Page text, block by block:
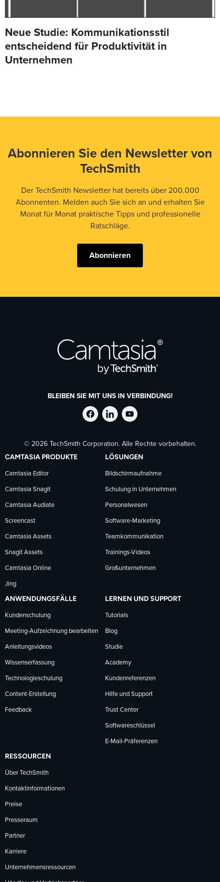
Neue Studie: Kommunikationsstil
entscheidend für Produktivität in
Unternehmen
Abonnieren Sie den Newsletter von
TechSmith
Der TechSmith Newsletter hat bereits über 200.000
Abonnenten. Melden auch Sie sich an und erhalten Sie
Monat für Monat praktische Tipps und professionelle
Ratschläge.
Abonnieren
BLEIBEN SIE MIT UNS IN VERBINDUNG!
TechSmith
auf
Facebook
folgen
TechSmith
auf
LinkedIn
folgen
TechSmith
auf
YouTube
folgen
© 2026 TechSmith Corporation. Alle Rechte vorbehalten.
CAMTASIA PRODUKTE
Camtasia Editor
Camtasia Snagit
Camtasia Audiate
Screencast
Camtasia Assets
Snagit Assets
Camtasia Online
Jing
LÖSUNGEN
Bildschirmaufnahme
Schulung in Unternehmen
Personalwesen
Software-Marketing
Teamkommunikation
Trainings-Videos
Großunternehmen
ANWENDUNGSFÄLLE
Kundenschulung
Meeting-Aufzeichnung bearbeiten
Anleitungsvideos
Wissenserfassung
Technologieschulung
Content-Erstellung
Feedback
LERNEN UND SUPPORT
Tutorials
Blog
Studie
Academy
Kundenreferenzen
Hilfe und Support
Trust Center
Softwareschlüssel
E-Mail-Präferenzen
RESSOURCEN
Über TechSmith
Kontaktinformationen
Preise
Presseraum
Partner
Karriere
Unternehmensressourcen